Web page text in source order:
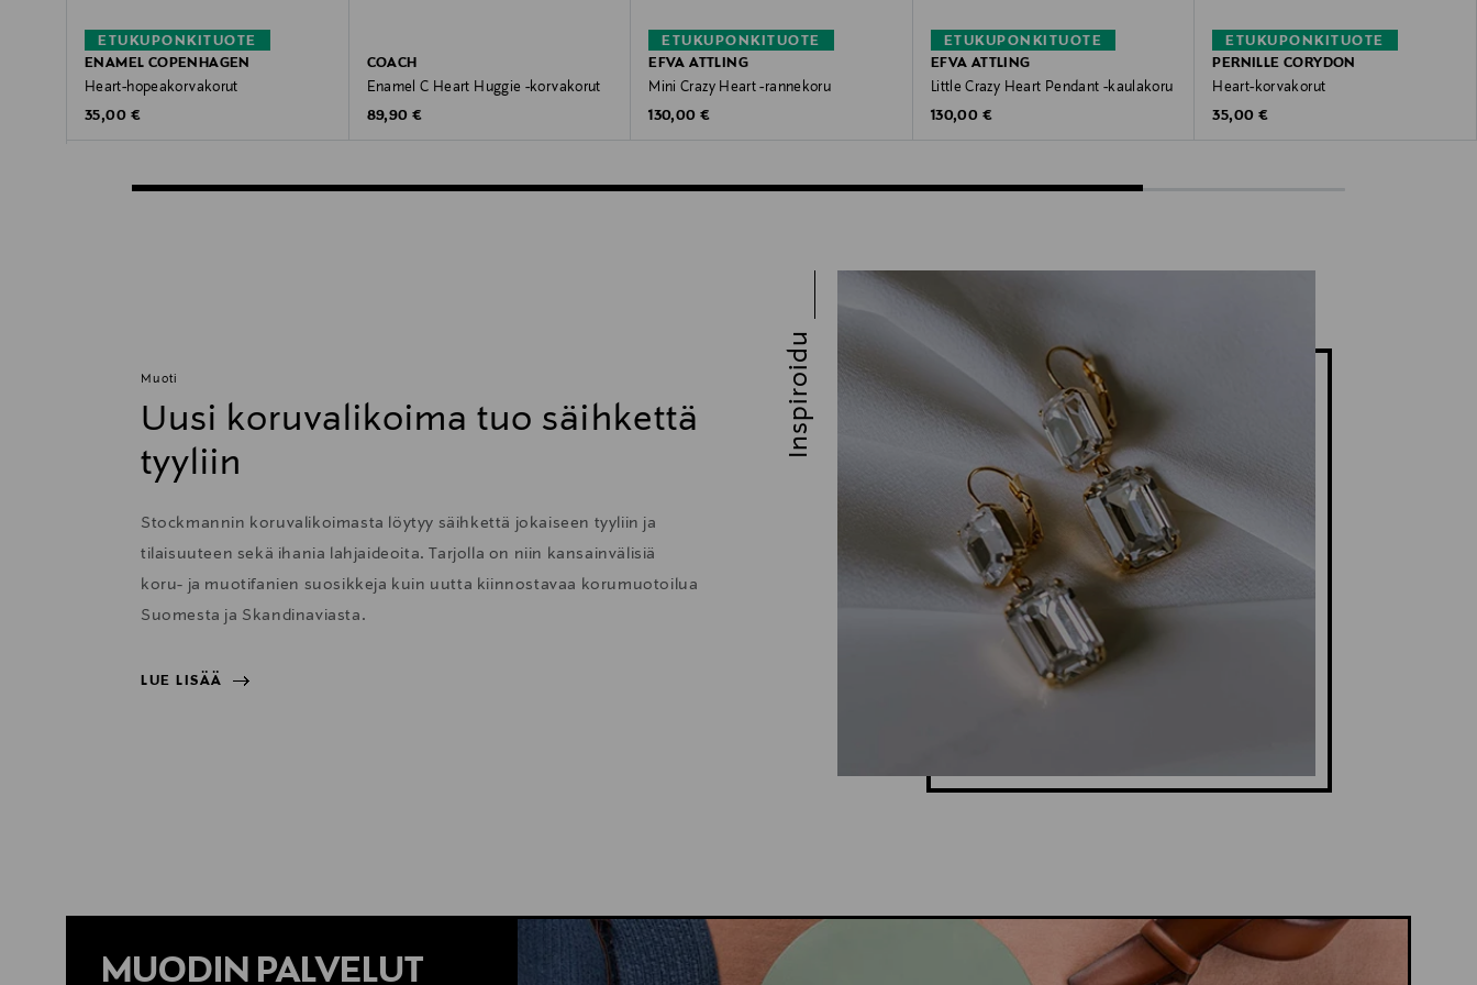
ETUKUPONKITUOTE
ENAMEL COPENHAGEN
Heart-hopeakorvakorut
Original Price
35,00 €
COACH
Enamel C Heart Huggie -korvakorut
Original Price
89,90 €
ETUKUPONKITUOTE
EFVA ATTLING
Mini Crazy Heart -rannekoru
Original Price
130,00 €
ETUKUPONKITUOTE
EFVA ATTLING
Little Crazy Heart Pendant -kaulakoru
Original Price
130,00 €
ETUKUPONKITUOTE
PERNILLE CORYDON
Heart-korvakorut
Original Price
35,00 €
Muoti
Uusi koruvalikoima tuo säihkettä
tyyliin
Stockmannin koruvalikoimasta löytyy säihkettä jokaiseen tyyliin ja
tilaisuuteen sekä ihania lahjaideoita. Tarjolla on niin kansainvälisiä
koru- ja muotifanien suosikkeja kuin uutta kiinnostavaa korumuotoilua
Suomesta ja Skandinaviasta.
LUE LISÄÄ
Inspiroidu
MUODIN PALVELUT